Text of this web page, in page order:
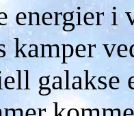
energier i
kamper
galakse